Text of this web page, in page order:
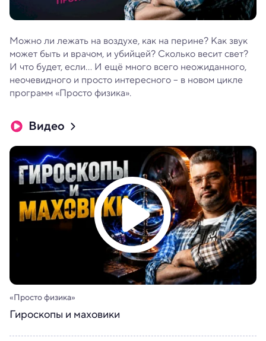
Можно ли лежать на воздухе, как на перине? Как звук
может быть и врачом, и убийцей? Сколько весит свет?
И что будет, если... И ещё много всего неожиданного,
неочевидного и просто интересного – в новом цикле
программ «Просто физика».
Видео
«Просто физика»
Гироскопы и маховики